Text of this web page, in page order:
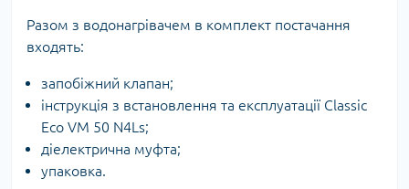
Разом з водонагрівачем в комплект постачання
входять:
запобіжний клапан;
інструкція з встановлення та експлуатації Classic
Eco VM 50 N4Ls;
діелектрична муфта;
упаковка.